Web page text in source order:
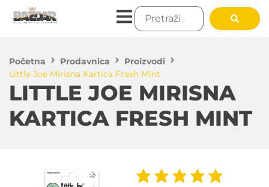
Početna Prodavnica
Proizvodi
Little Joe Mirisna Kartica Fresh Mint
LITTLE JOE MIRISNA
KARTICA FRESH MINT